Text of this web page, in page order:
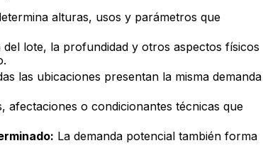
alturas, usos y parámetros que
lote, la profundidad y otros aspectos físicos
las ubicaciones presentan la misma demanda
afectaciones o condicionantes técnicas que
La demanda potencial también forma